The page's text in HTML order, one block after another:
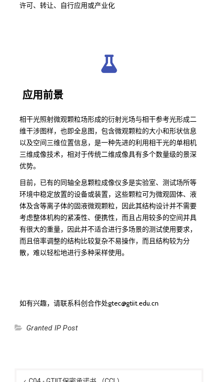
许可、转让、自行应用或产业化
应用前景
相干光照射微观颗粒场形成的衍射光场与相干参考光形成二
维干涉图样，也即全息图，包含微观颗粒的大小和形状信息
以及空间三维位置信息，是一种先进的利用相干光的单相机
三维成像技术，相对于传统二维成像具有多个数量级的景深
优势。
目前，已有的同轴全息颗粒成像仪多是实验室、测试场所等
环境中稳定放置的设备或装置，这些颗粒可为微观固体、液
体及含等离子体的固液微观颗粒，因此其结构设计并不需要
考虑整体机构的紧凑性、便携性，而且占用较多的空间并具
有很大的重量，因此并不适合进行多场景的测试使用要求，
而且倍率调整的结构比较复杂不易操作，而且结构较为分
散，难以轻松地进行多种采样使用。
如有兴趣，请联系科创合作处gtec@gtiit.edu.cn
Granted IP Post